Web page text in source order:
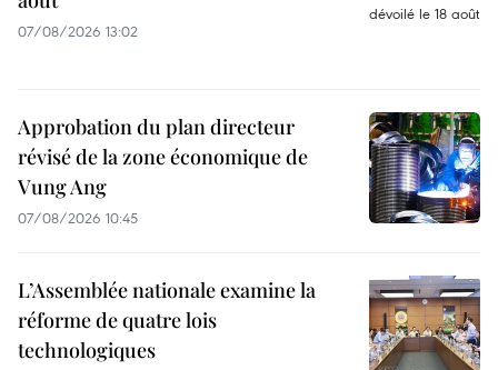
07/08/2026 13:02
Approbation du plan directeur
révisé de la zone économique de
Vung Ang
07/08/2026 10:45
L’Assemblée nationale examine la
réforme de quatre lois
technologiques